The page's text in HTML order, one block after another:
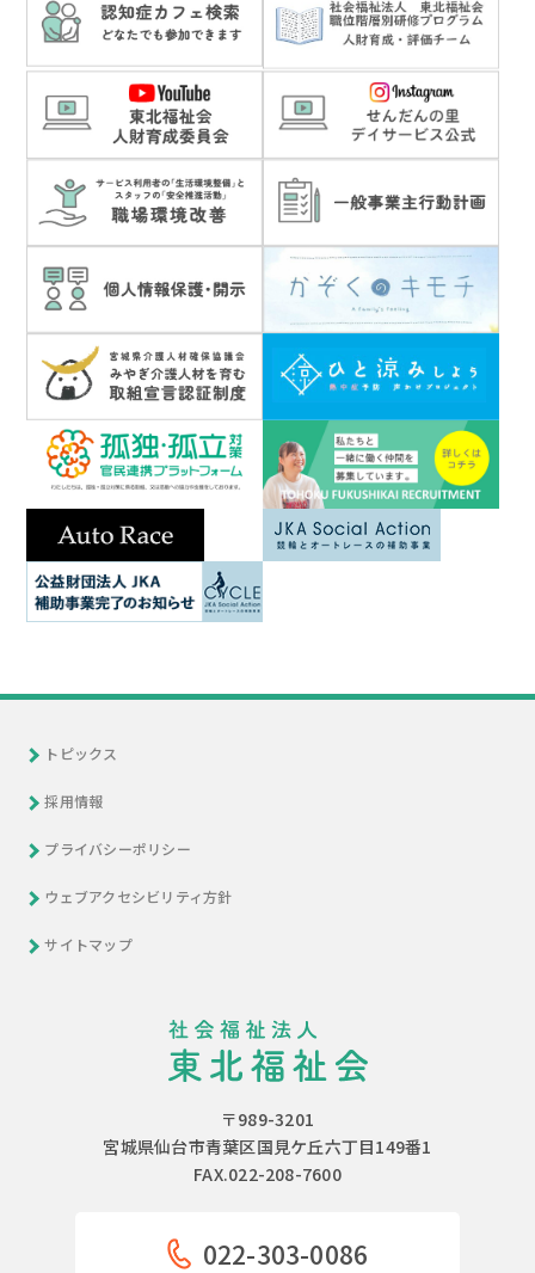
トピックス
採用情報
プライバシーポリシー
ウェブアクセシビリティ方針
サイトマップ
〒989-3201
宮城県仙台市青葉区国見ケ丘六丁目149番1
FAX.022-208-7600
022-303-0086